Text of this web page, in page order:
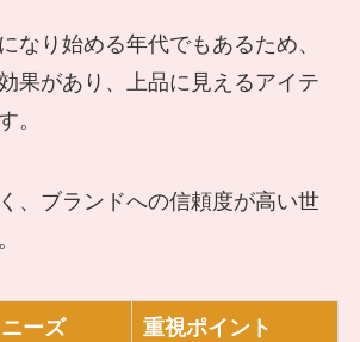
なり始める年代でもあるため、
果があり、上品に見えるアイテ
。
、ブランドへの信頼度が高い世
ニーズ 重視ポイント